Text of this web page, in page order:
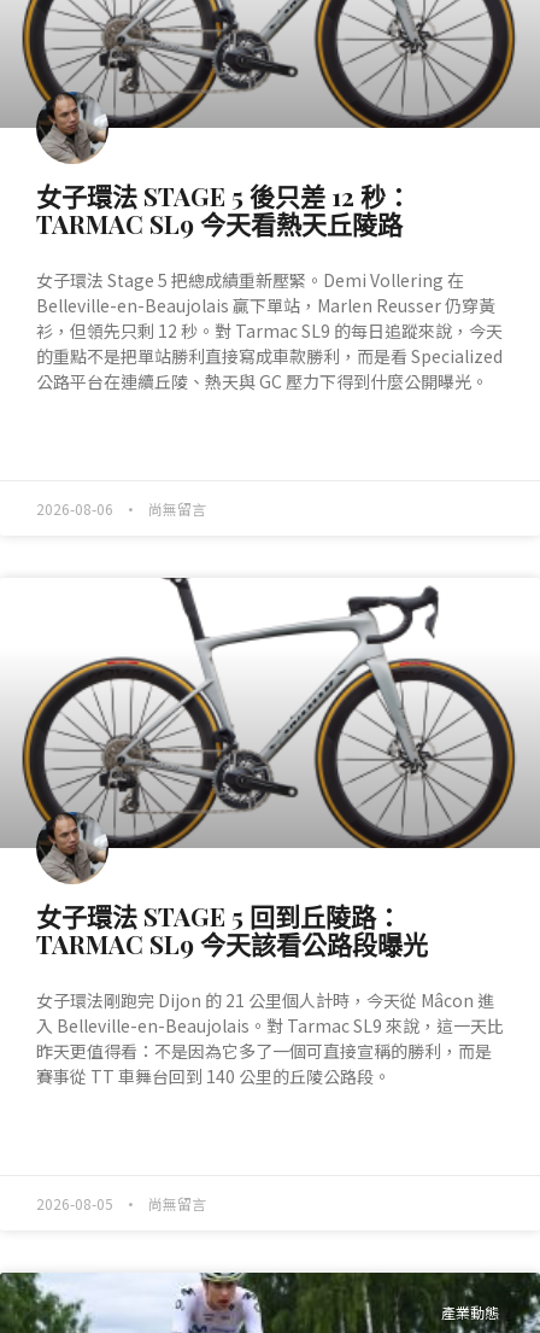
女子環法 STAGE 5 後只差 12 秒：
TARMAC SL9 今天看熱天丘陵路
女子環法 Stage 5 把總成績重新壓緊。Demi Vollering 在
Belleville-en-Beaujolais 贏下單站，Marlen Reusser 仍穿黃
衫，但領先只剩 12 秒。對 Tarmac SL9 的每日追蹤來說，今天
的重點不是把單站勝利直接寫成車款勝利，而是看 Specialized
公路平台在連續丘陵、熱天與 GC 壓力下得到什麼公開曝光。
2026-08-06 尚無留言
女子環法 STAGE 5 回到丘陵路：
TARMAC SL9 今天該看公路段曝光
女子環法剛跑完 Dijon 的 21 公里個人計時，今天從 Mâcon 進
入 Belleville-en-Beaujolais。對 Tarmac SL9 來說，這一天比
昨天更值得看：不是因為它多了一個可直接宣稱的勝利，而是
賽事從 TT 車舞台回到 140 公里的丘陵公路段。
2026-08-05 尚無留言
產業動態